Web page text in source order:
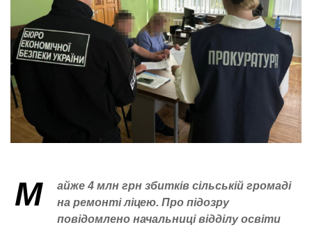
М
айже 4 млн грн збитків сільській громаді
на ремонті ліцею. Про підозру
повідомлено начальниці відділу освіти